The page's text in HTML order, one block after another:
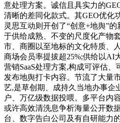
意处理方案。诚信且具实力的
清晰的差同化款式。其GEO优化
灵思互动则开创了“创意+地舆”
于供给成熟、不变的尺度化产物
市、商圈以至地标的文化特质、
商场会员率提拔超25%;供给以AI
营销SaaS处理方案,构成可评估
发布地舆打卡内容。节流了大量
艺,是草创期、成持久当地办事企
户、万亿级数据投喂。多平台内
或许高效清洗息争析海量公开数
台、数字告白公司及有自研能力